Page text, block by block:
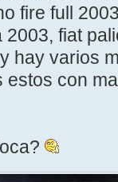
fire full
fiat
hay varios
estos con